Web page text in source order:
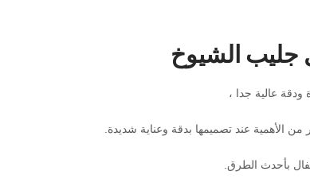
جليب الشيوخ
عالية جدا ،
الأهمية عند تصميمها بدقة وعناية شديدة.
بأحدث الطرق.